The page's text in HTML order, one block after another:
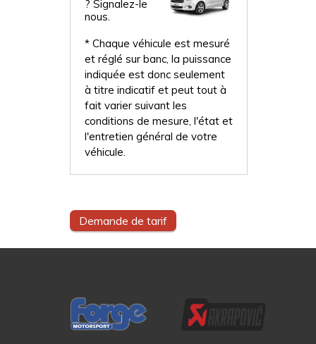
? Signalez-le
nous.
* Chaque véhicule est mesuré
et réglé sur banc, la puissance
indiquée est donc seulement
à titre indicatif et peut tout à
fait varier suivant les
conditions de mesure, l'état et
l'entretien général de votre
véhicule.
Demande de tarif